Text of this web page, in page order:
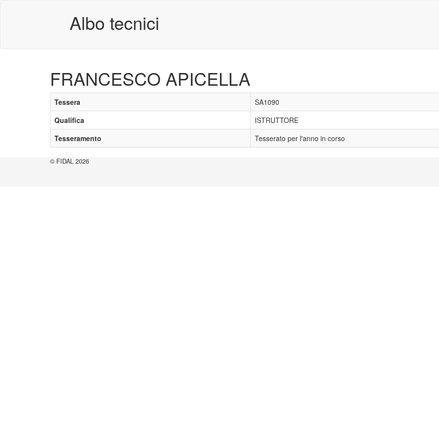
Albo tecnici
FRANCESCO APICELLA
Tessera
SA1090
Qualifica
ISTRUTTORE
Tesseramento
Tesserato per l'anno in corso
© FIDAL 2026